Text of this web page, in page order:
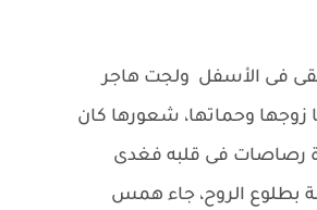
فى الأسفل ولجت هاجر
وحماتها، شعورها كان
رصاصات فى قلبه فغدى
بطلوع الروح، جاء همس